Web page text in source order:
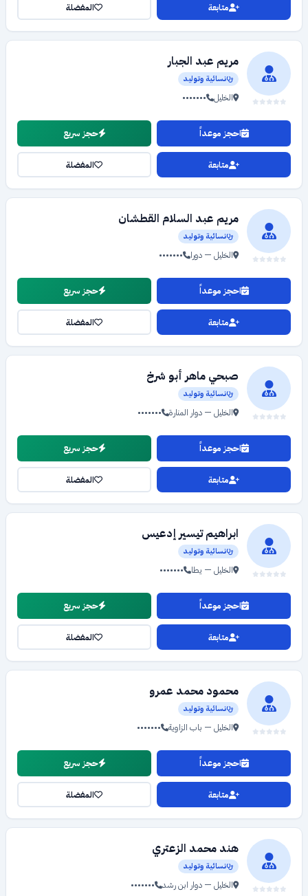
متابعة المفضلة
مريم عبد الجبار
نسائية وتوليد
الخليل •••••••
احجز موعداً حجز سريع
متابعة المفضلة
مريم عبد السلام القطشان
نسائية وتوليد
الخليل — دورا •••••••
احجز موعداً حجز سريع
متابعة المفضلة
صبحي ماهر أبو شرخ
نسائية وتوليد
الخليل — دوار المنارة •••••••
احجز موعداً حجز سريع
متابعة المفضلة
ابراهيم تيسير إدعيس
نسائية وتوليد
الخليل — يطا •••••••
احجز موعداً حجز سريع
متابعة المفضلة
محمود محمد عمرو
نسائية وتوليد
الخليل — باب الزاوية •••••••
احجز موعداً حجز سريع
متابعة المفضلة
هند محمد الزعتري
نسائية وتوليد
الخليل — دوار ابن رشد •••••••